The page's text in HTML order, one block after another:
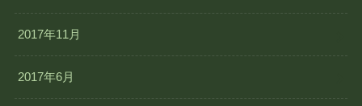
2017年11月
2017年6月